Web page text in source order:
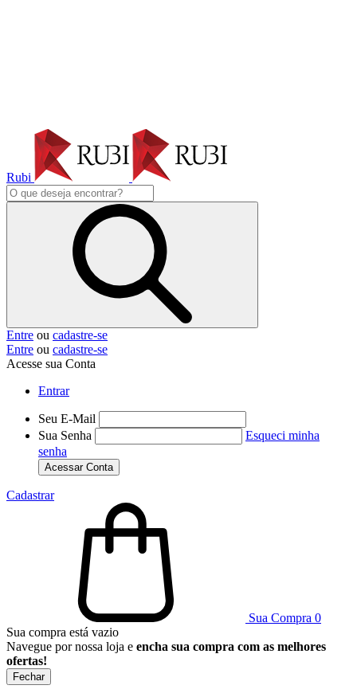
Rubi
Entre ou cadastre-se
Entre ou cadastre-se
Acesse sua Conta
Entrar
Seu E-Mail
Sua Senha
Esqueci minha
senha
Acessar Conta
Cadastrar
Sua Compra 0
Sua compra está vazio
Navegue por nossa loja e encha sua compra com as melhores
ofertas!
Fechar